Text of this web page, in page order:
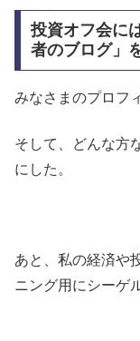
投資オフ会に
者のブログ」
みなさまのプロフ
そして、どんな方
にした。
あと、私の経済や
ニング用にシーゲ